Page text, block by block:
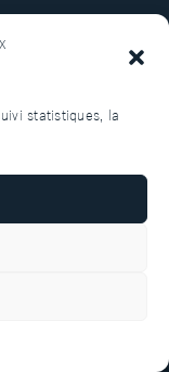
statistiques, la